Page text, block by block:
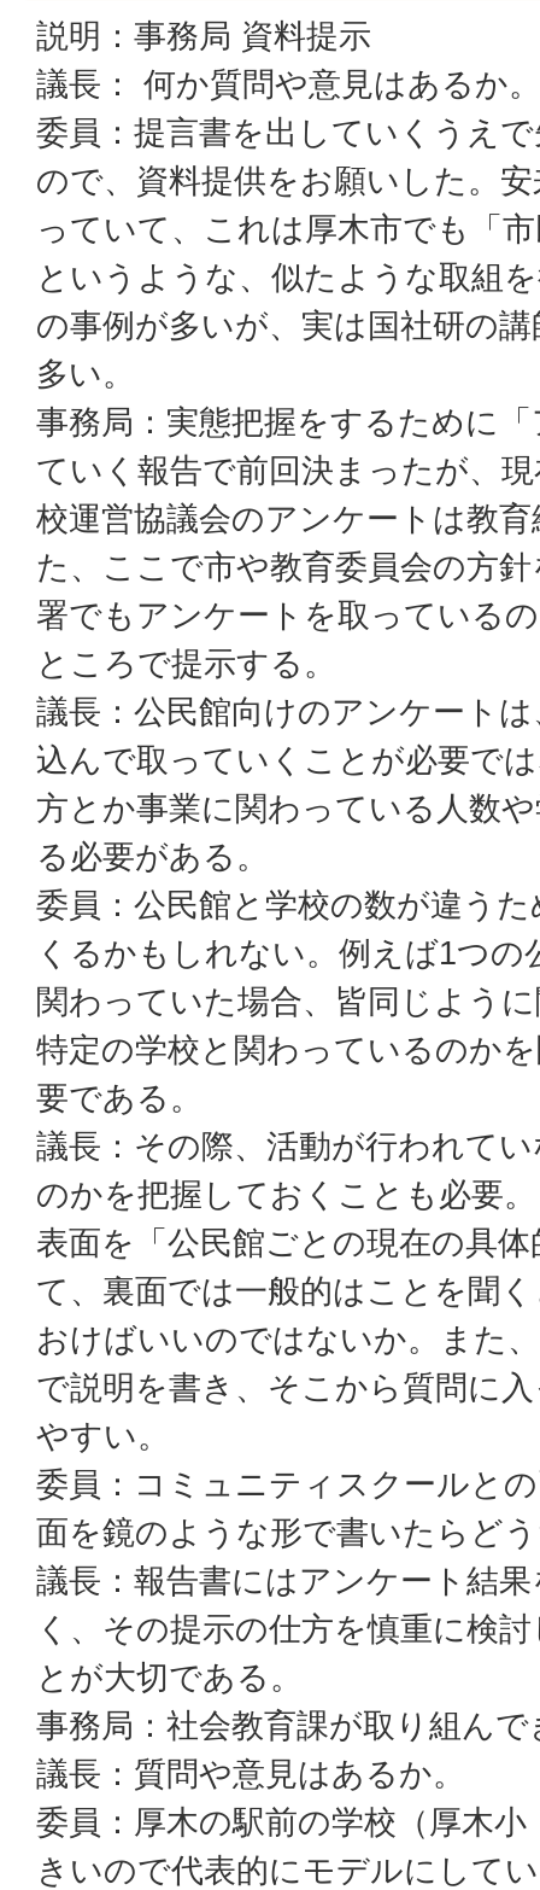
説明：事務局 資料提示
議長： 何か質問や意見はあるか。
委員：提言書を出していくうえ
ので、資料提供をお願いした。
っていて、これは厚木市でも「
というような、似たような取組
の事例が多いが、実は国社研の
多い。
事務局：実態把握をするために
ていく報告で前回決まったが、
校運営協議会のアンケートは教
た、ここで市や教育委員会の方
署でもアンケートを取っている
ところで提示する。
議長：公民館向けのアンケート
込んで取っていくことが必要で
方とか事業に関わっている人数
る必要がある。
委員：公民館と学校の数が違う
くるかもしれない。例えば1つの
関わっていた場合、皆同じよう
特定の学校と関わっているのか
要である。
議長：その際、活動が行われて
のかを把握しておくことも必要。
表面を「公民館ごとの現在の具
て、裏面では一般的はことを聞
おけばいいのではないか。また
で説明を書き、そこから質問に
やすい。
委員：コミュニティスクールと
面を鏡のような形で書いたらど
議長：報告書にはアンケート結
く、その提示の仕方を慎重に検
とが大切である。
事務局：社会教育課が取り組ん
議長：質問や意見はあるか。
委員：厚木の駅前の学校（厚木
きいので代表的にモデルにして